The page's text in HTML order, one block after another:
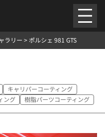
所在地
ルコーティング施工料金
クリーニング＆コーティング施工料金
金
防錆対策デントリペア
ラリー > ポルシェ 981 GTS
キャリパーコーティング
ング 樹脂パーツコーティング